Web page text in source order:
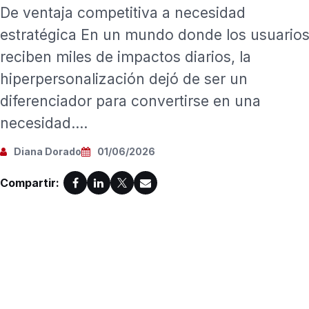
De ventaja competitiva a necesidad
estratégica En un mundo donde los usuarios
reciben miles de impactos diarios, la
hiperpersonalización dejó de ser un
diferenciador para convertirse en una
necesidad....
Diana Dorado 01/06/2026
Compartir: